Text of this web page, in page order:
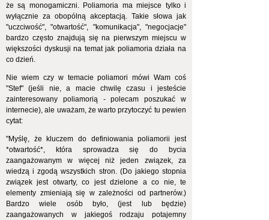
że są monogamiczni. Poliamoria ma miejsce tylko i
wyłącznie za obopólną akceptacją. Takie słowa jak
"uczciwość", "otwartość", "komunikacja", "negocjacje"
bardzo często znajdują się na pierwszym miejscu w
większości dyskusji na temat jak poliamoria działa na
co dzień.
Nie wiem czy w temacie poliamori mówi Wam coś
"Stef" (jeśli nie, a macie chwilę czasu i jesteście
zainteresowany poliamorią - polecam poszukać w
internecie), ale uważam, że warto przytoczyć tu pewien
cytat:
"Myślę, że kluczem do definiowania poliamorii jest
*otwartość*, która sprowadza się do bycia
zaangażowanym w więcej niż jeden związek, za
wiedzą i zgodą wszystkich stron. (Do jakiego stopnia
związek jest otwarty, co jest dzielone a co nie, te
elementy zmieniają się w zależności od partnerów.)
Bardzo wiele osób było, (jest lub będzie)
zaangażowanych w jakiegoś rodzaju potajemny